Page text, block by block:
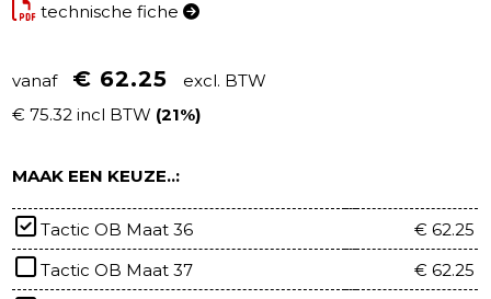
technische fiche
vanaf € 62.25
excl. BTW
€ 75.32 incl BTW (21%)
MAAK EEN KEUZE..:
Tactic OB Maat 36
€ 62.25
Tactic OB Maat 37
€ 62.25